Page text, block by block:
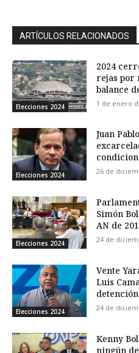
ARTÍCULOS RELACIONADOS
Elecciones 2024
2024
rejas por
balance
1 de enero
Elecciones 2024
Juan
26 de
Elecciones 2024
Simón
AN de
24 de
Elecciones 2024
Vente
Luis
detención
24 de
Kenny
ningún